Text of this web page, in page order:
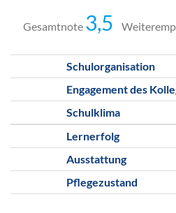
Gesamtnote 3,5
Schulorganisation
Engagement des
Schulklima
Lernerfolg
Ausstattung
Pflegezustand